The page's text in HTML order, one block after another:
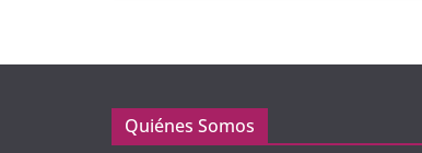
Quiénes Somos